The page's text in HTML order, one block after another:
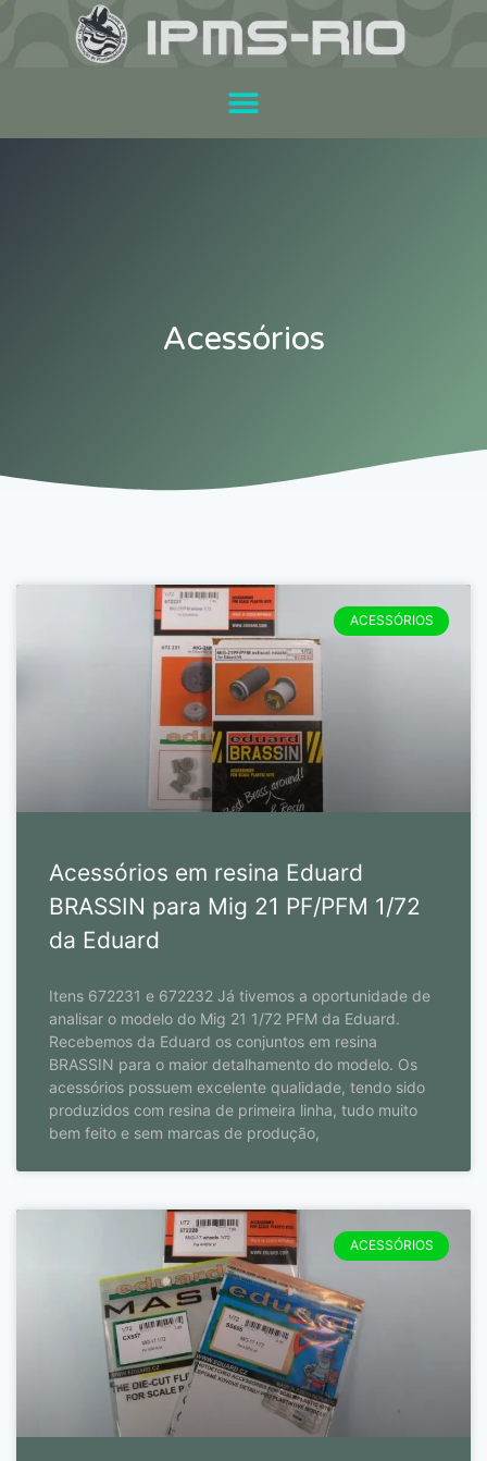
Acessórios
ACESSÓRIOS
Acessórios em resina Eduard
BRASSIN para Mig 21 PF/PFM 1/72
da Eduard
Itens 672231 e 672232 Já tivemos a oportunidade de
analisar o modelo do Mig 21 1/72 PFM da Eduard.
Recebemos da Eduard os conjuntos em resina
BRASSIN para o maior detalhamento do modelo. Os
acessórios possuem excelente qualidade, tendo sido
produzidos com resina de primeira linha, tudo muito
bem feito e sem marcas de produção,
ACESSÓRIOS